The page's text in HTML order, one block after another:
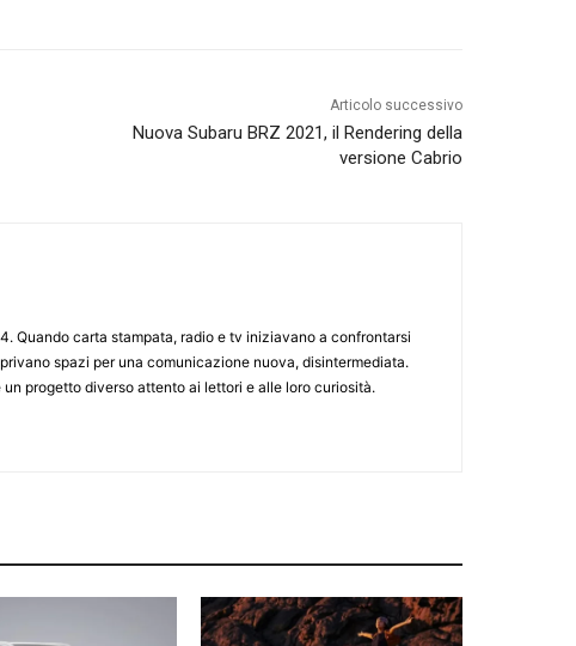
Articolo successivo
Nuova Subaru BRZ 2021, il Rendering della
versione Cabrio
Quando carta stampata, radio e tv iniziavano a confrontarsi
spazi per una comunicazione nuova, disintermediata.
un progetto diverso attento ai lettori e alle loro curiosità.